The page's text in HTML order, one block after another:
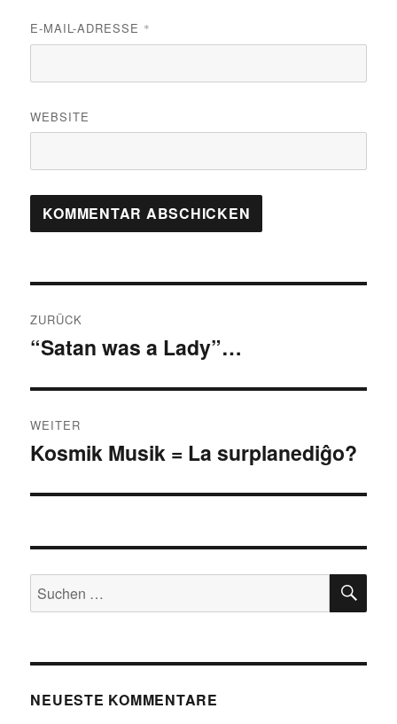
E-MAIL-ADRESSE *
WEBSITE
ZURÜCK
Vorheriger
“Satan was a Lady”…
WEITER
Nächster
Kosmik Musik = La surplanediĝo?
Suchen
nach:
NEUESTE KOMMENTARE